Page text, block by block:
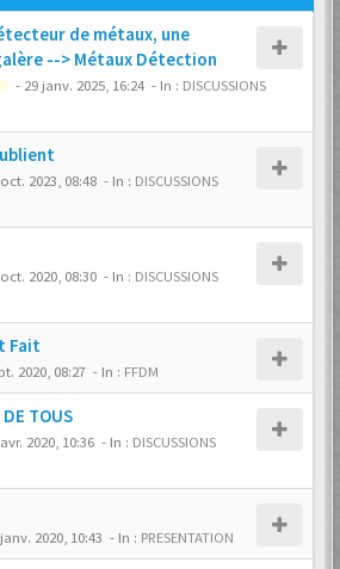
de métaux, une
--> Métaux Détection
- 29 janv. 2025, 16:24 - In : DISCUSSIONS
2023, 08:48 - In : DISCUSSIONS
2020, 08:30 - In : DISCUSSIONS
Fait
2020, 08:27 - In : FFDM
TOUS
2020, 10:36 - In : DISCUSSIONS
2020, 10:43 - In : PRESENTATION